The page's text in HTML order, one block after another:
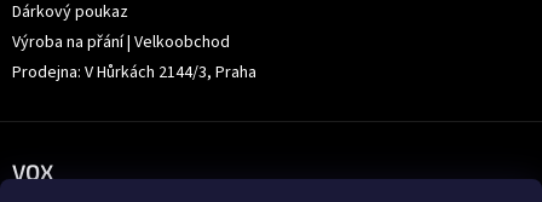
Dárkový poukaz
Výroba na přání | Velkoobchod
Prodejna: V Hůrkách 2144/3, Praha
VOX